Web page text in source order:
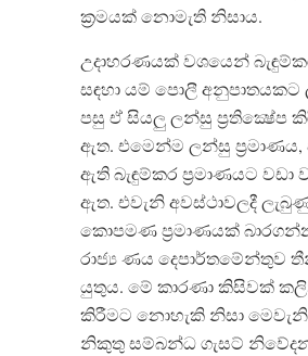
ක්‍රමයක් නොමැති නිසාය.
උදාහරණයක් වශයෙන්
සඳහා යම් පොලී අනුපාතයකට
පසු ඒ සියලු ලන්සු ප්‍රතික්‍ෂේප
ඇත. එමෙන්ම ලන්සු
ඇති බැඳුම්කර ප්‍රමාණයට වඩා
ඇත. එවැනි අවස්ථාවලදී
කොපමණ ප්‍රමාණයක්
රාජ්‍ය ණය දෙපාර්තමේන්තුව
යුතුය. මේ කාරණා කිසිවක්
කිරීමට නොහැකි නිසා මෙවැනි
නිකුතු සම්බන්ධ ගැසට්